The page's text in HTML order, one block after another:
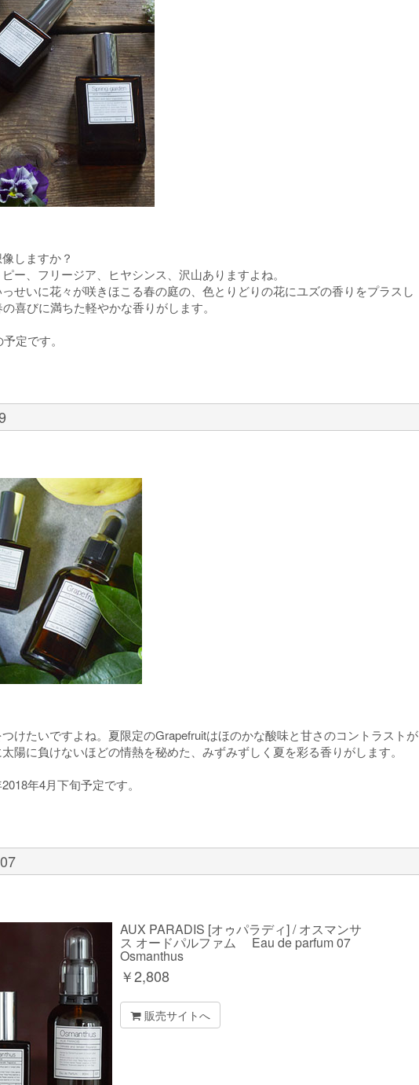
しますか？
ー、フリージア、ヒヤシンス、沢山ありますよね。
せいに花々が咲きほこる春の庭の、色とりどりの花にユズの香りをプラスし
喜びに満ちた軽やかな香りがします。
定です。
けたいですよね。夏限定のGrapefruitはほのかな酸味と甘さのコントラストが
陽に負けないほどの情熱を秘めた、みずみずしく夏を彩る香りがします。
年4月下旬予定です。
AUX PARADIS [オゥパラディ] / オスマンサ
ス オードパルファム Eau de parfum 07
Osmanthus
￥2,808
販売サイトへ